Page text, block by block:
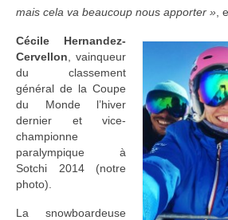
mais cela va beaucoup nous apporter » ,
Cécile Hernandez-
Cervellon , vainqueur
du classement
général de la Coupe
du Monde l’hiver
dernier et vice-
championne
paralympique à
Sotchi 2014 (notre
photo).
La snowboardeuse